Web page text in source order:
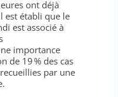
ont déjà
est établi que le
est associé à
importance
de 19 % des cas
par une